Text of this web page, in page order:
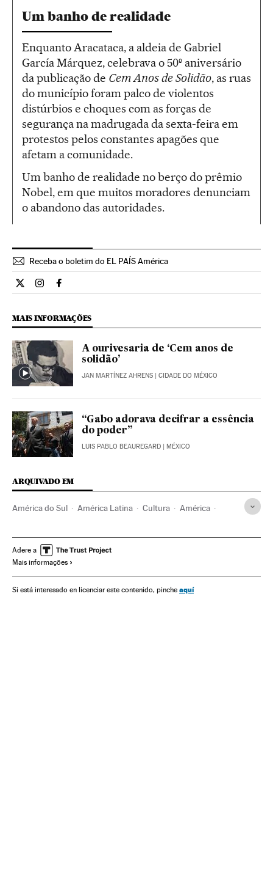
Um banho de realidade
Enquanto Aracataca, a aldeia de Gabriel
García Márquez, celebrava o 50º aniversário
da publicação de Cem Anos de Solidão, as ruas
do município foram palco de violentos
distúrbios e choques com as forças de
segurança na madrugada da sexta-feira em
protestos pelos constantes apagões que
afetam a comunidade.
Um banho de realidade no berço do prêmio
Nobel, em que muitos moradores denunciam
o abandono das autoridades.
Receba o boletim do EL PAÍS América
Cultura El País Brasil en Twitter
Cultura El País Brasil en Instagram
Cultura El País Brasil en Facebook
MAIS INFORMAÇÕES
A ourivesaria de ‘Cem anos de
solidão’
JAN MARTÍNEZ AHRENS | CIDADE DO MÉXICO
“Gabo adorava decifrar a essência
do poder”
LUIS PABLO BEAUREGARD | MÉXICO
ARQUIVADO EM
América do Sul América Latina Cultura América
Escritores Caribe Literatura hispanoamericana
Colômbia
Adere a
Mais informações
Si está interesado en licenciar este contenido, pinche aquí